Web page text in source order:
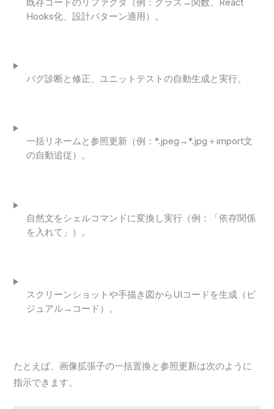
既存コードのリファクタ（例：クラス→関数、React
Hooks化、設計パターン適用）。
バグ診断と修正、ユニットテストの自動生成と実行。
一括リネームと参照更新（例：*.jpeg→*.jpg＋import文
の自動追従）。
自然文をシェルコマンドに変換し実行（例：「依存関係
を入れて」）。
スクリーンショットや手描き図からUIコードを生成（ビ
ジュアル→コード）。
たとえば、画像拡張子の一括置換と参照更新は次のように
指示できます。